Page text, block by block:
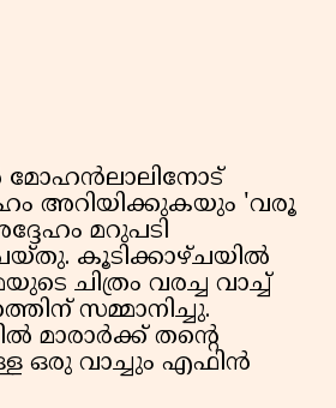
മോഹൻലാലിനോട്
അറിയിക്കുകയും 'വരൂ
മറുപടി
കൂടിക്കാഴ്ചയിൽ
ചിത്രം വരച്ച വാച്ച്
സമ്മാനിച്ചു.
മാരാർക്ക് തൻ്റെ
ഒരു വാച്ചും എഫിൻ